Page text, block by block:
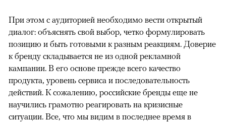
При этом с аудиторией необходимо вести открытый
диалог: объяснять свой выбор, четко формулировать
позицию и быть готовыми к разным реакциям. Доверие
к бренду складывается не из одной рекламной
кампании. В его основе прежде всего качество
продукта, уровень сервиса и последовательность
действий. К сожалению, российские бренды еще не
научились грамотно реагировать на кризисные
ситуации. Все, что мы видим в последнее время в